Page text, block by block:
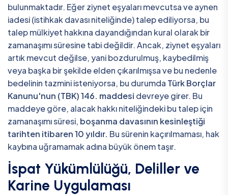
bulunmaktadır. Eğer ziynet eşyaları mevcutsa ve aynen
iadesi (istihkak davası niteliğinde) talep ediliyorsa, bu
talep mülkiyet hakkına dayandığından kural olarak bir
zamanaşımı süresine tabi değildir. Ancak, ziynet eşyaları
artık mevcut değilse, yani bozdurulmuş, kaybedilmiş
veya başka bir şekilde elden çıkarılmışsa ve bu nedenle
bedelinin tazmini isteniyorsa, bu durumda Türk Borçlar
Kanunu'nun (TBK) 146. maddesi devreye girer. Bu
maddeye göre, alacak hakkı niteliğindeki bu talep için
zamanaşımı süresi, boşanma davasının kesinleştiği
tarihten itibaren 10 yıldır. Bu sürenin kaçırılmaması, hak
kaybına uğramamak adına büyük önem taşır.
İspat Yükümlülüğü, Deliller ve
Karine Uygulaması